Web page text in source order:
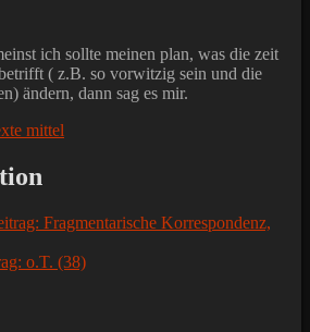
ich sollte meinen plan, was die zeit
( z.B. so vorwitzig sein und die
ändern, dann sag es mir.
mittel
Fragmentarische Korrespondenz,
o.T. (38)